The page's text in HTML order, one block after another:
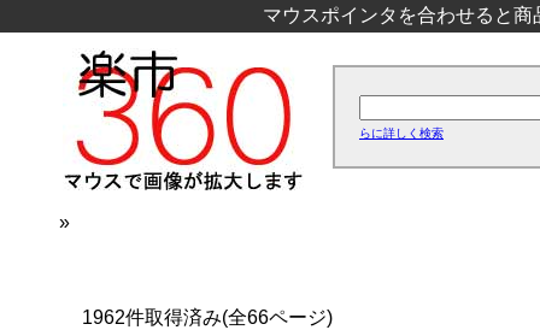
マウスポインタを合わせると
らに詳しく検索
»
1962件取得済み(全66ページ)